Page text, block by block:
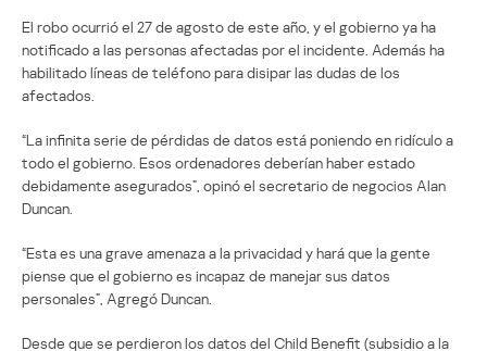
El robo ocurrió el 27 de agosto de este año, y el gobierno ya ha
notificado a las personas afectadas por el incidente. Además ha
habilitado líneas de teléfono para disipar las dudas de los
afectados.
“La infinita serie de pérdidas de datos está poniendo en ridículo a
todo el gobierno. Esos ordenadores deberían haber estado
debidamente asegurados”, opinó el secretario de negocios Alan
Duncan.
“Esta es una grave amenaza a la privacidad y hará que la gente
piense que el gobierno es incapaz de manejar sus datos
personales”, Agregó Duncan.
Desde que se perdieron los datos del Child Benefit (subsidio a la